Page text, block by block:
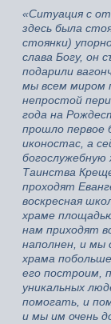
«Ситуация с
здесь была
стоянки)
слава Богу, он
подарили
мы всем миром
непростой
года на
прошло первое
иконостас, а
богослужебную
Таинства
проходят
воскресная
храме
нам приходят
наполнен, и мы
храма
его построим,
уникальных
помогать, и
и мы им очень